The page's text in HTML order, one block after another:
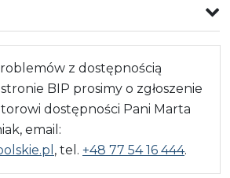
z dostępnością
BIP prosimy o zgłoszenie
dostępności Pani Marta
email:
, tel. +48 77 54 16 444.